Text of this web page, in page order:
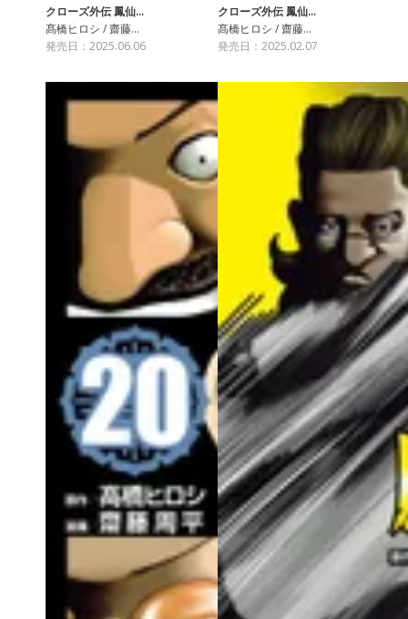
クローズ外伝 鳳仙…
髙橋ヒロシ / 齋藤…
発売日：2025.06.06
クローズ外伝 鳳仙…
髙橋ヒロシ / 齋藤…
発売日：2025.02.07